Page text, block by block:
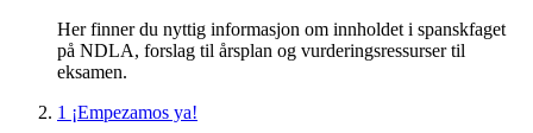
Her finner du nyttig informasjon om innholdet i spanskfaget
på NDLA, forslag til årsplan og vurderingsressurser til
eksamen.
1 ¡Empezamos ya!